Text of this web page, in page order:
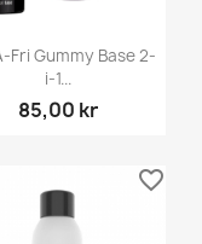
Fri Gummy Base 2-
i-1...
85,00 kr
favorite_border